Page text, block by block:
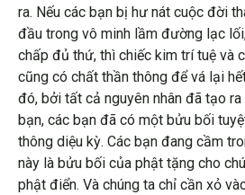
ra. Nếu các bạn bị hư nát cuộc đời
đầu trong vô minh lầm đường lạc
chấp đủ thứ, thì chiếc kim trí tuệ và
cũng có chất thần thông để vá lại
đó, bởi tất cả nguyên nhân đã tạo ra
bạn, các bạn đã có một bửu bối
thông diệu kỳ. Các bạn đang cầm
này là bửu bối của phật tặng cho
phật điển. Và chúng ta chỉ cần xỏ